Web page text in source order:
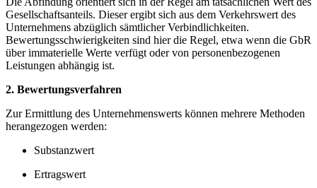
Gesellschaftsanteils. Dieser ergibt sich aus dem Verkehrswert des
Unternehmens abzüglich sämtlicher Verbindlichkeiten.
Bewertungsschwierigkeiten sind hier die Regel, etwa wenn die GbR
über immaterielle Werte verfügt oder von personenbezogenen
Leistungen abhängig ist.
2. Bewertungsverfahren
Zur Ermittlung des Unternehmenswerts können mehrere Methoden
herangezogen werden:
Substanzwert
Ertragswert